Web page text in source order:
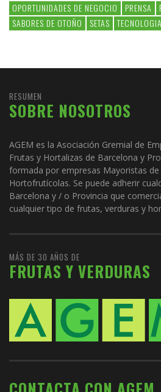
OPORTUNIDADES DE NEGOCIO
PRENSA
SABORES DE OTOÑO
SETAS TECNOLOGIA
RESUMEN
SOBRE NOSOTROS
AGEM es la Asociación Gremial de
Frutas y Hortalizas de Barcelona y
formada por empresas Mayoristas
Hortofrutícolas. Se puede adherir
Barcelona y / o Provincia que
cualquier tipo de frutas, verduras y
MÁS DE 30 AÑOS DE
FRUTAS Y VERDURAS